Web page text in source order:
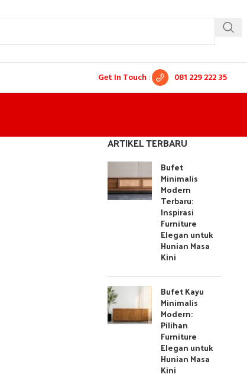
Get In Touch : 081 229 222 35
ARTIKEL TERBARU
Bufet
Minimalis
Modern
Terbaru:
Inspirasi
Furniture
Elegan untuk
Hunian Masa
Kini
Bufet Kayu
Minimalis
Modern:
Pilihan
Furniture
Elegan untuk
Hunian Masa
Kini